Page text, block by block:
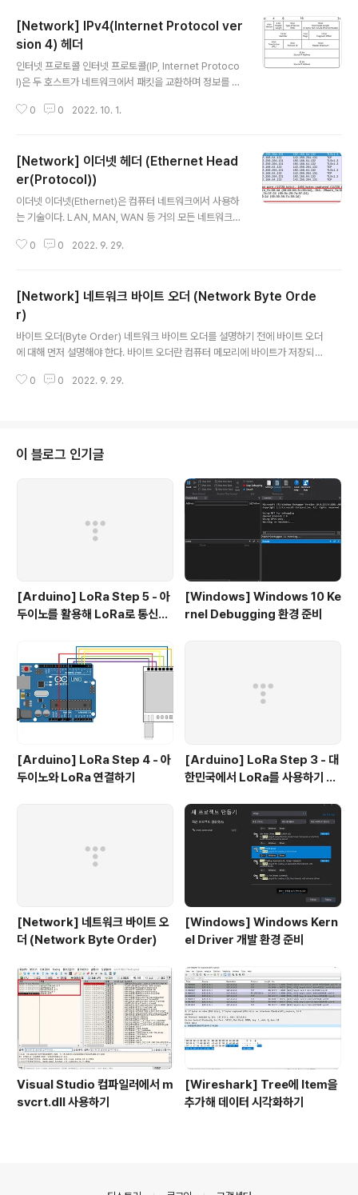
[Network] IPv4(Internet Protocol ver
sion 4) 헤더
인터넷 프로토콜 인터넷 프로토콜(IP, Internet Protoco
l)은 두 호스트가 네트워크에서 패킷을 교환하며 정보를 주
분할 및 조립 기능을 담당한다. 줄여서 아이피(IP)라고도
주소 체계는 IPv4와 IPv6가 있다. IPv4는 인터넷 프로토
콜의 4번째 버전이다. 전 세계적으로 사용된 첫 번째 인트
넷 프로토콜이며, 과거에 사용되던 유일한 인터넷 프로토
콜이였으나 오늘날에는 IPv4의 주소가 소진되어 IPv4의
할당이 중지되고 IPv6로 대체되고 있다. IPv4의 주소체계
는 총 12자리이며 네 부분으로 나뉜다. 각 부분 마다 0~..
0 0 2022. 10. 1.
[Network] 이더넷 헤더 (Ethernet Head
er(Protocol))
이더넷 이더넷(Ethernet)은 컴퓨터 네트워크에서 사용하
는 기술이다. LAN, MAN, WAN 등 거의 모든 네트워크
크 계층에서 MAC 패킷과 프로토콜 형식을 정의한다. 개요
들어졌다. 헤더 이더넷 헤더의 사이즈는 총 14바이트으로
이루어져 있으며, 6바이트의 도착지(Destination) 그리
고 출발지(Source) MAC 주소, 2바이트의 Ethernet Ty
pe이 존재한다. Ethernet Type에는 다음 계층의 프로토
ETHERNET_HEADER { unsig..
0 0 2022. 9. 29.
[Network] 네트워크 바이트 오더 (Network Byte Orde
r)
바이트 오더(Byte Order) 네트워크 바이트 오더를 설명하기 전에 바이트 오더
에 대해 먼저 설명해야 한다. 바이트 오더란 컴퓨터 메모리에 바이트가 저장되
며 Little Endian, Middle Endian, Big Endian 등의 바이트 오더가 존재한
현) 0x12345678 표현(4바이트 표현) Big Endian (빅 엔디안) 01 02 03 0
4 05 06 07 08 00000..
0 0 2022. 9. 29.
이 블로그 인기글
[Arduino] LoRa Step 5 - 아
두이노를 활용해 LoRa로 통신하
[Windows] Windows 10 Ke
rnel Debugging 환경 준비
[Arduino] LoRa Step 4 - 아
두이노와 LoRa 연결하기
[Arduino] LoRa Step 3 - 대
한민국에서 LoRa를 사용하기 위
[Network] 네트워크 바이트 오
더 (Network Byte Order)
[Windows] Windows Kern
el Driver 개발 환경 준비
Visual Studio 컴파일러에서 m
svcrt.dll 사용하기
[Wireshark] Tree에 Item을
추가해 데이터 시각화하기